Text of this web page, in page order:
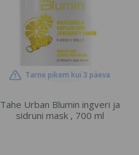
Tarne pikem kui 3 päeva
Tahe Urban Blumin ingveri ja
sidruni mask , 700 ml